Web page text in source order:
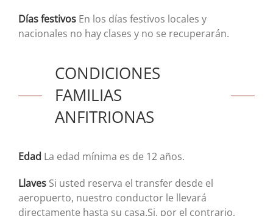
Días festivos En los días festivos locales y
nacionales no hay clases y no se recuperarán.
CONDICIONES
FAMILIAS
ANFITRIONAS
Edad La edad mínima es de 12 años.
Llaves Si usted reserva el transfer desde el
aeropuerto, nuestro conductor le llevará
directamente hasta su casa.Si, por el contrario,